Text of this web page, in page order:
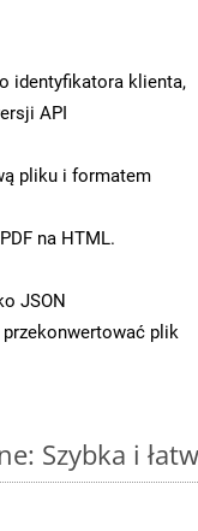
identyfikatora klienta,
API
pliku i formatem
na HTML.
JSON
przekonwertować plik
Szybka i